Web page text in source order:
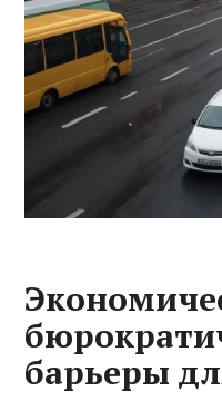
барьеры